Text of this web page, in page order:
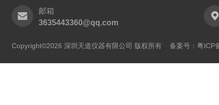
邮箱
3635443360@qq.com
Copyright©2026 深圳天道仪器有限公司 版权所有 备案号：粤ICP